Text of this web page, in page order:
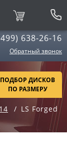
638-26-16
Обратный звонок
ПОДБОР ДИСКОВ
ПО РАЗМЕРУ
LS Forged